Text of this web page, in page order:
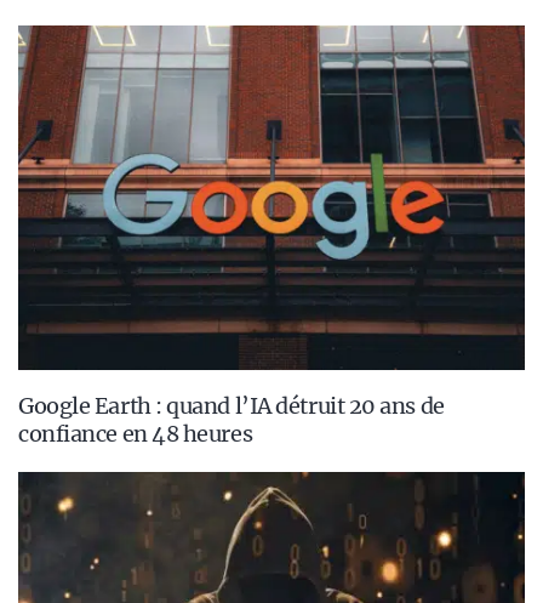
Google Earth : quand l’IA détruit 20 ans de
confiance en 48 heures